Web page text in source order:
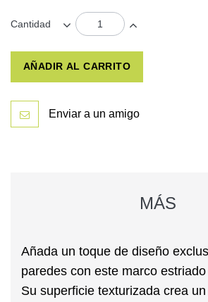
Cantidad
AÑADIR AL CARRITO
Enviar a un amigo
MÁS
Añada un toque de diseño
paredes con este marco
Su superficie texturizada crea